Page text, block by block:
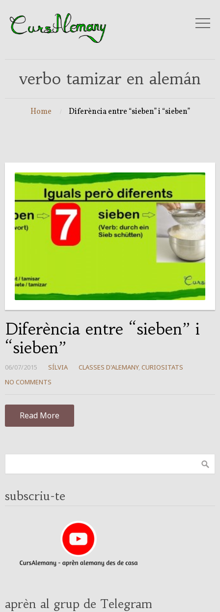
verbo tamizar en alemán
Home Diferència entre “sieben” i “sieben”
Diferència entre “sieben” i
“sieben”
06/07/2015 SÍLVIA CLASSES D'ALEMANY, CURIOSITATS
NO COMMENTS
Read More
subscriu-te
aprèn al grup de Telegram